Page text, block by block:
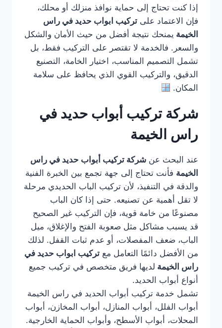
إذا كنت تحتاج إلى حماية نوافذ منزلك أو محلك،
فإن الاعتماد على تركيب ابواب حديد في راس
الخيمة يمنحك نتيجة أفضل من حيث الأمان والشكل
والسعر. فالخدمة لا تقتصر على التركيب فقط، بل
تشمل التصميم المناسب، اختيار الخامة، التصنيع
الدقيق، والتركيب القوي الذي يحافظ على سلامة
المكان.
شركة تركيب أبواب حديد في
راس الخيمة
عند البحث عن شركة تركيب أبواب حديد في راس
الخيمة فأنت تحتاج إلى جهة تجمع بين الخبرة الفنية
والدقة في التنفيذ، لأن تركيب الباب الحديدي مرحلة
لا تقل أهمية عن تصنيعه. حتى إذا كان الباب
مصنوعًا من خامة قوية، فإن التركيب غير الصحيح
قد يسبب مشاكل مثل صعوبة الفتح والإغلاق، ميل
الباب، ضعف المفصلات، أو عدم ثبات القفل. لذلك
من الأفضل دائمًا التعامل مع تركيب ابواب حديد في
راس الخيمة لديها فريق متخصص في تركيب جميع
أنواع أبواب الحديد.
تشمل خدمة تركيب أبواب الحديد في راس الخيمة
أبواب الفلل، أبواب المنازل، أبواب المخازن، أبواب
المحلات، أبواب الأسطح، وأبواب الحماية الخارجية.